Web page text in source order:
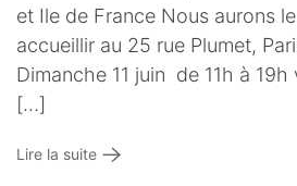
et Ile de France Nous aurons
accueillir au 25 rue Plumet,
Dimanche 11 juin de 11h à
[…]
Lire la suite